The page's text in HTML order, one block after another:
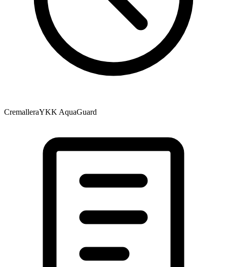
CremalleraYKK AquaGuard